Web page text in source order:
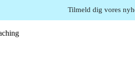
Tilmeld dig vores